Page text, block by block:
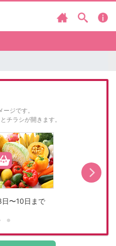
ジです。
チラシが開きます。
〜10日まで